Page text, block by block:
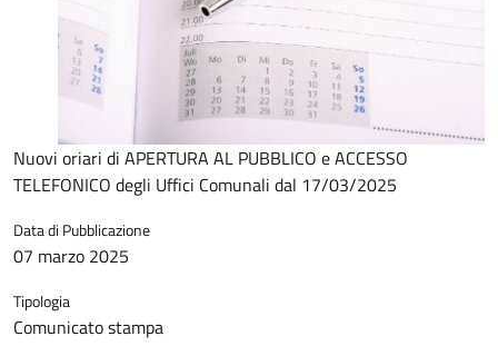
Nuovi oriari di APERTURA AL PUBBLICO e ACCESSO
TELEFONICO degli Uffici Comunali dal 17/03/2025
Data di Pubblicazione
07 marzo 2025
Tipologia
Comunicato stampa